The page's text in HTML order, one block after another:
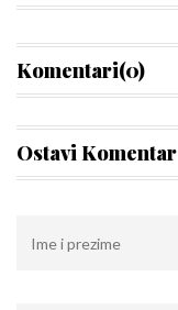
Komentari(0)
Ostavi Komentar